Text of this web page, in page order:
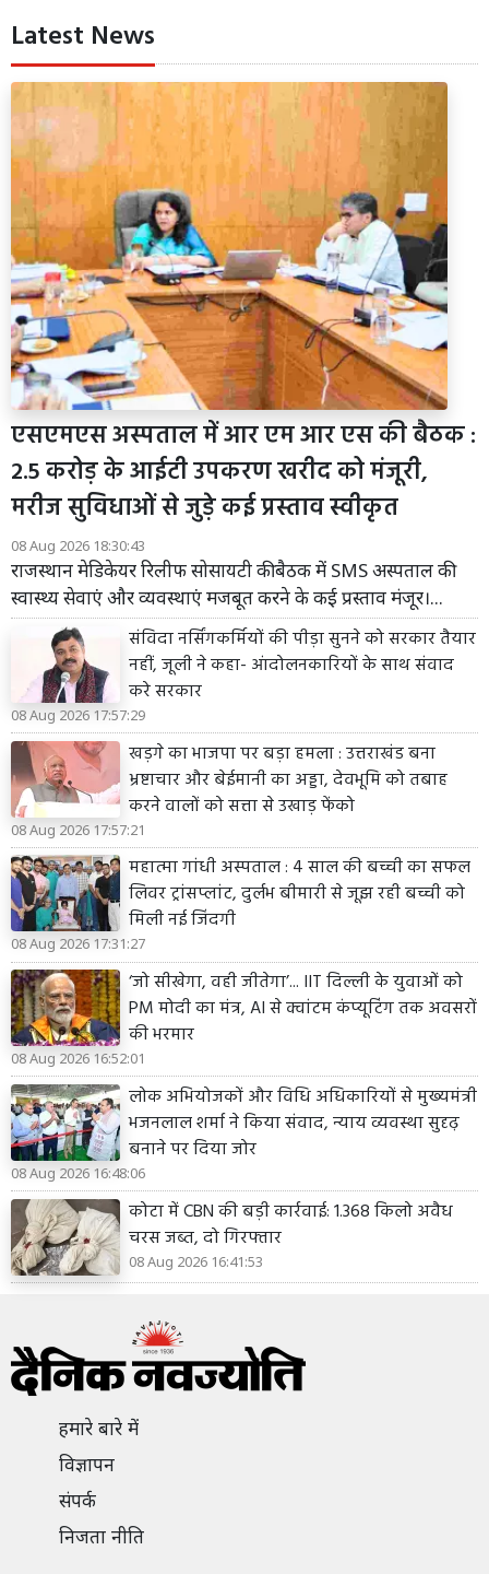
Latest News
एसएमएस अस्पताल में आर एम आर एस की बैठक :
2.5 करोड़ के आईटी उपकरण खरीद को मंजूरी,
मरीज सुविधाओं से जुड़े कई प्रस्ताव स्वीकृत
08 Aug 2026 18:30:43
राजस्थान मेडिकेयर रिलीफ सोसायटी की बैठक में SMS अस्पताल की
स्वास्थ्य सेवाएं और व्यवस्थाएं मजबूत करने के कई प्रस्ताव मंजूर।...
संविदा नर्सिंगकर्मियों की पीड़ा सुनने को सरकार तैयार
नहीं, जूली ने कहा- आंदोलनकारियों के साथ संवाद
करे सरकार
08 Aug 2026 17:57:29
खड़गे का भाजपा पर बड़ा हमला : उत्तराखंड बना
भ्रष्टाचार और बेईमानी का अड्डा, देवभूमि को तबाह
करने वालों को सत्ता से उखाड़ फेंको
08 Aug 2026 17:57:21
महात्मा गांधी अस्पताल : 4 साल की बच्ची का सफल
लिवर ट्रांसप्लांट, दुर्लभ बीमारी से जूझ रही बच्ची को
मिली नई जिंदगी
08 Aug 2026 17:31:27
‘जो सीखेगा, वही जीतेगा’... IIT दिल्ली के युवाओं को
PM मोदी का मंत्र, AI से क्वांटम कंप्यूटिंग तक अवसरों
की भरमार
08 Aug 2026 16:52:01
लोक अभियोजकों और विधि अधिकारियों से मुख्यमंत्री
भजनलाल शर्मा ने किया संवाद, न्याय व्यवस्था सुदृढ़
बनाने पर दिया जोर
08 Aug 2026 16:48:06
कोटा में CBN की बड़ी कार्रवाई: 1.368 किलो अवैध
चरस जब्त, दो गिरफ्तार
08 Aug 2026 16:41:53
हमारे बारे में
विज्ञापन
संपर्क
निजता नीति